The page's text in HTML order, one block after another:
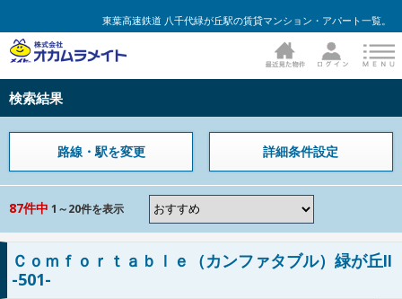
東葉高速鉄道 八千代緑が丘駅の賃貸マンション・アパート一覧。
検索結果
路線・駅を変更 詳細条件設定
87件中 1～20件を表示
Ｃｏｍｆｏｒｔａｂｌｅ（カンファタブル）緑が丘Ⅱ
-501-